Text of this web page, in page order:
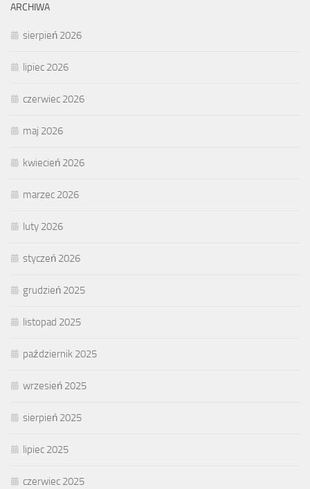
ARCHIWA
sierpień 2026
lipiec 2026
czerwiec 2026
maj 2026
kwiecień 2026
marzec 2026
luty 2026
styczeń 2026
grudzień 2025
listopad 2025
październik 2025
wrzesień 2025
sierpień 2025
lipiec 2025
czerwiec 2025